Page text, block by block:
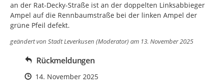
an der Rat-Decky-Straße ist an der doppelten Linksabbieger
Ampel auf die Rennbaumstraße bei der linken Ampel der
grüne Pfeil defekt.
geändert von Stadt Leverkusen (Moderator)am 13. November 2025
Rückmeldungen
Zeitpunkt des Erstellens
14. November 2025